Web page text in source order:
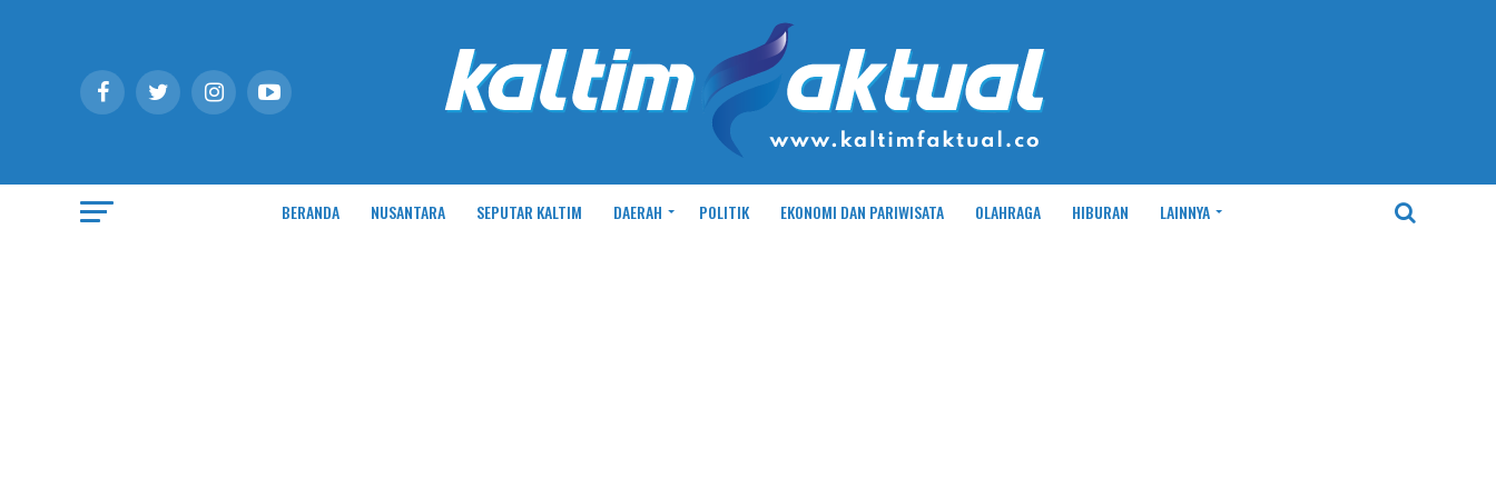
BERANDA NUSANTARA SEPUTAR KALTIM DAERAH POLITIK EKONOMI DAN PARIWISATA OLAHRAGA HIBURAN LAINNYA